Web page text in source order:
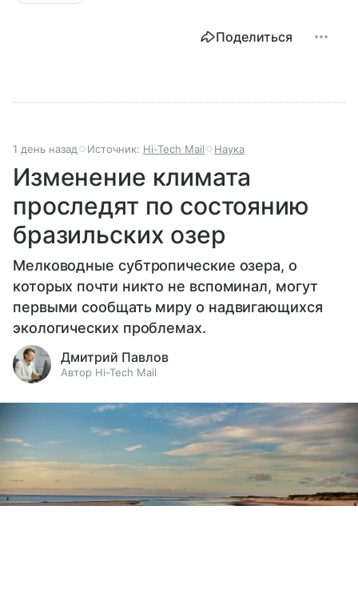
Поделиться
1 день назад Источник: Hi-Tech Mail Наука
Изменение климата
проследят по состоянию
бразильских озер
Мелководные субтропические озера, о
которых почти никто не вспоминал, могут
первыми сообщать миру о надвигающихся
экологических проблемах.
Дмитрий Павлов
Автор Hi-Tech Mail